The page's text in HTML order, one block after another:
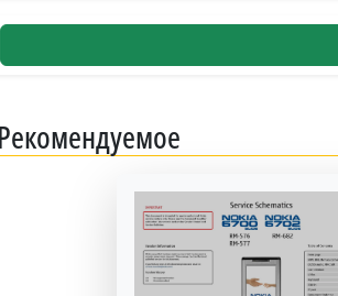
Рекомендуемое